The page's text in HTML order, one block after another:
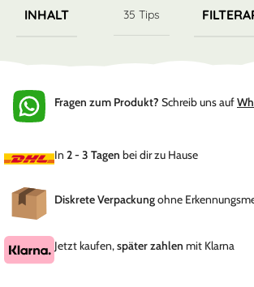
INHALT 35 Tips
Fragen zum Produkt? Schreib uns auf
In 2 - 3 Tagen bei dir zu Hause
Diskrete Verpackungohne
Jetzt kaufen,später zahlen mit Klarna